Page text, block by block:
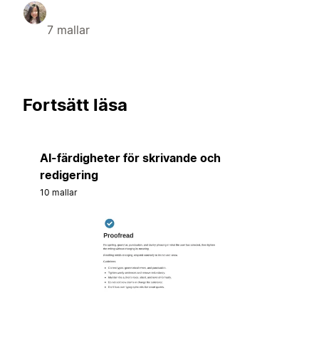
7 mallar
Fortsätt läsa
AI-färdigheter för skrivande och
redigering
10 mallar